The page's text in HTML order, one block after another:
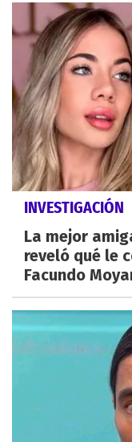
INVESTIGACIÓN
La mejor
reveló qué le
Facundo